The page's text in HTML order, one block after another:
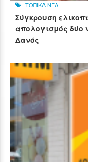
ΤΟΠΙΚΑ ΝΕΑ
Σύγκρουση
απολογισμός δύο
Δανός